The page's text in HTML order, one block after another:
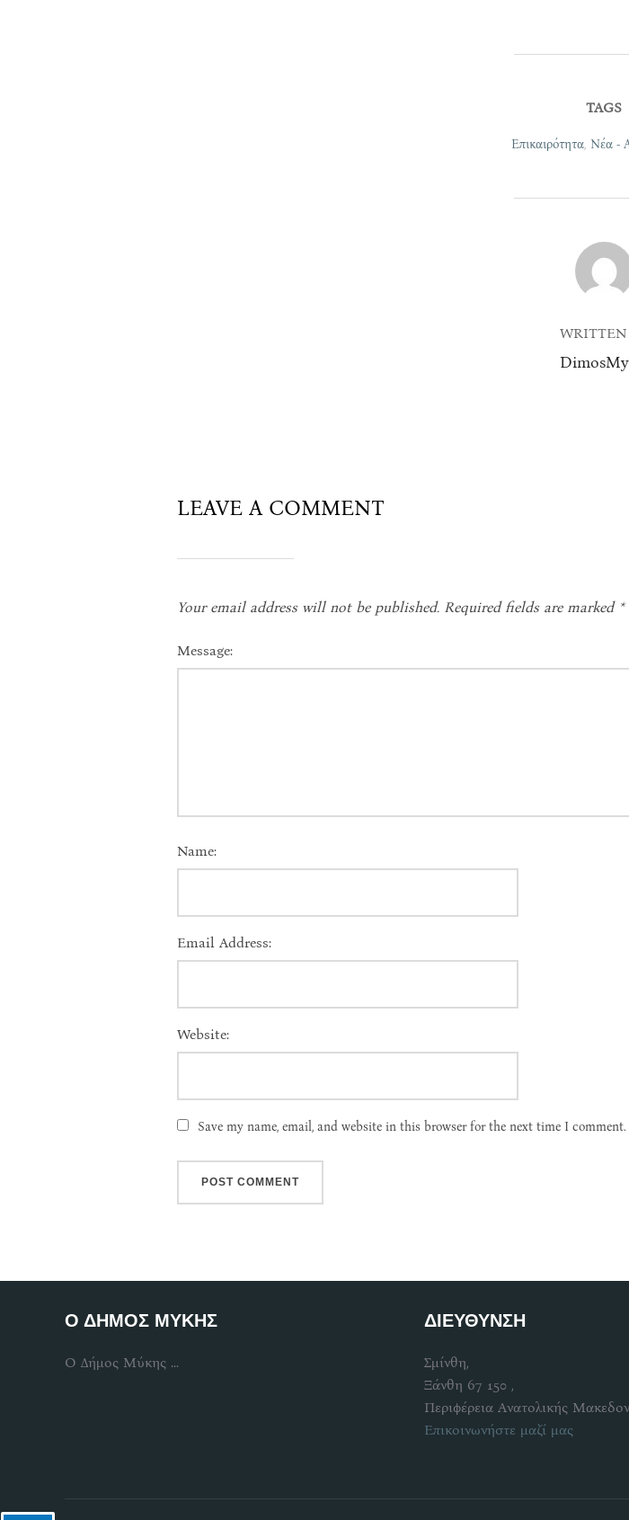
TAGS
Επικαιρότητα, Νέα -
POST
WRITTEN
LEAVE A COMMENT
Your email address will not be published. Required fields are marked *
Message:
Name:
Email Address:
Website:
Save my name, email, and website in this browser for the next time I comment.
Ο ΔΗΜΟΣ ΜΥΚΗΣ
Ο Δήμος Μύκης ...
ΔΙΕΥΘΥΝΣΗ
Σμίνθη,
Ξάνθη 67 150 ,
Περιφέρεια Ανατολικής
Επικοινωνήστε μαζί μας